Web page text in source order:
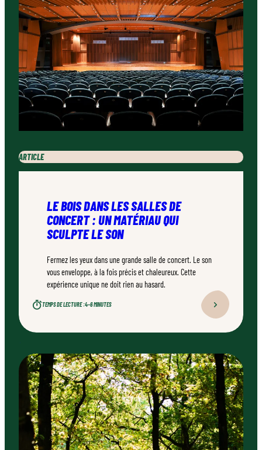
ARTICLE
LE BOIS DANS LES SALLES DE
CONCERT : UN MATÉRIAU QUI
SCULPTE LE SON
Fermez les yeux dans une grande salle de concert. Le son
vous enveloppe, à la fois précis et chaleureux. Cette
expérience unique ne doit rien au hasard.
TEMPS DE LECTURE :4–6 MINUTES